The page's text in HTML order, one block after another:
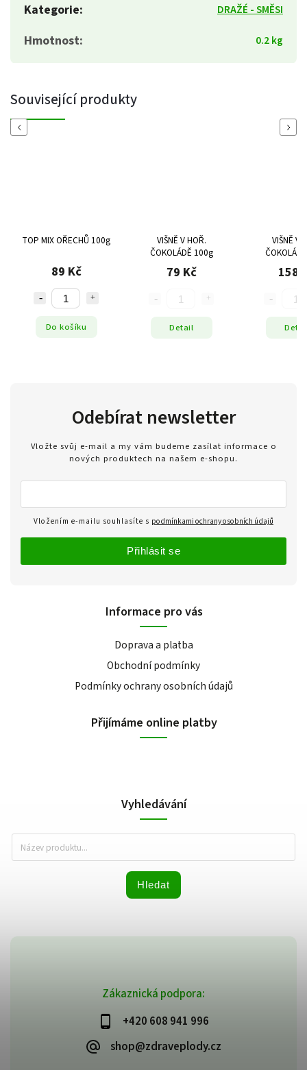
Kategorie: DRAŽÉ - SMĚSI
Hmotnost: 0.2 kg
Související produkty
Previous
TOP MIX OŘECHŮ 100g
89 Kč
Do košíku
VIŠNĚ V HOŘ.
ČOKOLÁDĚ 100g
79 Kč
Detail
VIŠNĚ V
158
Next
Zákaznická podpora:
+420 608 941 996
shop@zdraveplody.cz
Informace pro vás
Doprava a platba
Obchodní podmínky
Podmínky ochrany osobních údajů
Přijímáme online platby
Vyhledávání
Hledat
Odebírat newsletter
Vložte svůj e-mail a my vám budeme zasílat informace o
nových produktech na našem e-shopu.
Vložením e-mailu souhlasíte s podmínkami ochrany osobních údajů
Přihlásit se